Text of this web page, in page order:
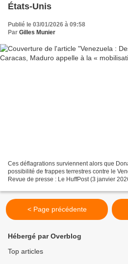
États-Unis
Publié le 03/01/2026 à 09:58
Par Gilles Munier
Ces déflagrations surviennent alors que
possibilité de frappes terrestres contre le
Revue de presse : Le HuffPost (3 janvier
< Page précédente
Hébergé par Overblog
Top articles